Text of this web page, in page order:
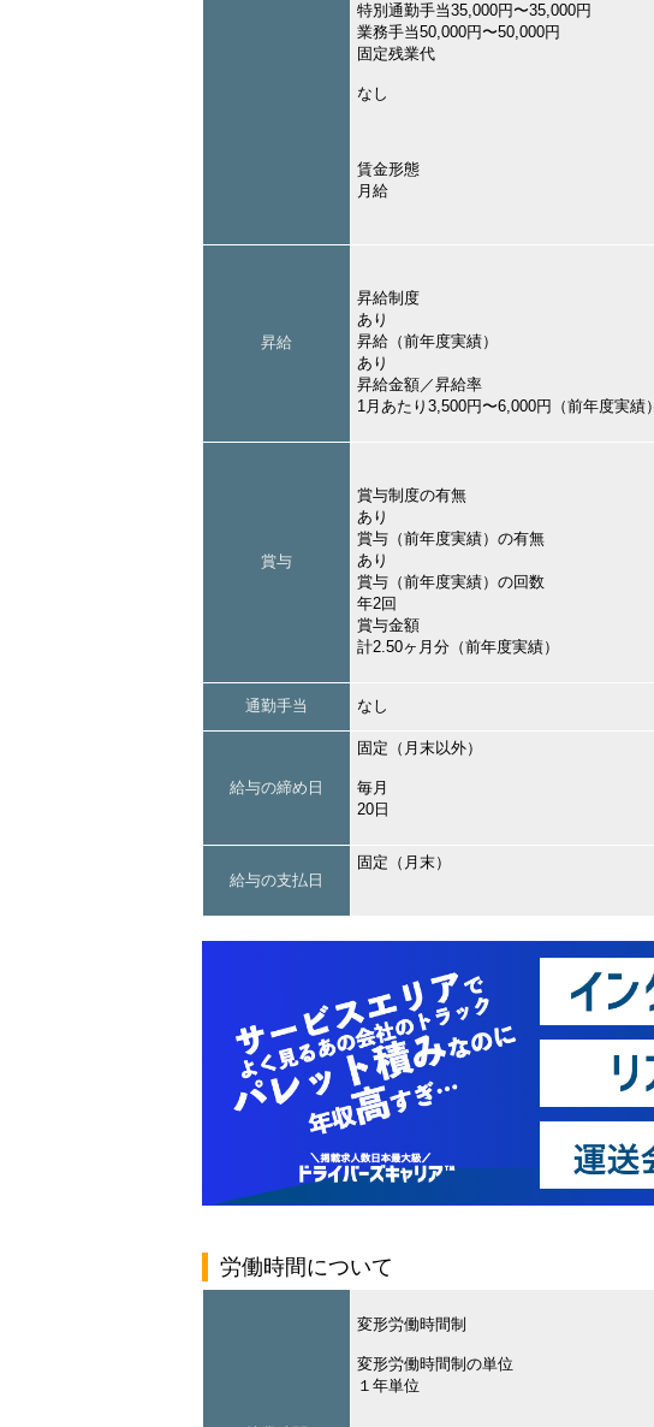
特別通勤手当35,000円〜35,000円
業務手当50,000円〜50,000円
固定残業代
なし
賃金形態
月給
昇給
昇給制度
あり
昇給（前年度実績）
あり
昇給金額／昇給率
1月あたり3,500円〜6,000円（前年度実績）
賞与
賞与制度の有無
あり
賞与（前年度実績）の有無
あり
賞与（前年度実績）の回数
年2回
賞与金額
計2.50ヶ月分（前年度実績）
通勤手当 なし
給与の締め日
固定（月末以外）
毎月
20日
給与の支払日
固定（月末）
労働時間について
変形労働時間制
変形労働時間制の単位
１年単位